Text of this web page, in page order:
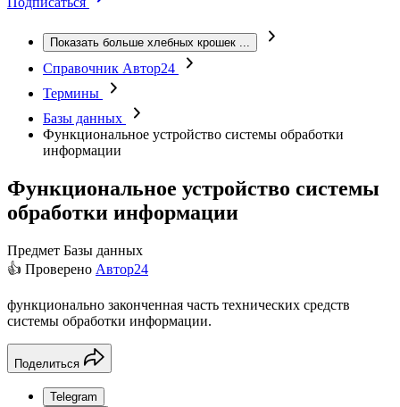
Показать больше хлебных крошек ...
Справочник Автор24
Термины
Базы данных
Функциональное устройство системы обработки
информации
Функциональное устройство системы
обработки информации
Предмет Базы данных
👍 Проверено Автор24
функционально законченная часть технических средств
системы обработки информации.
Поделиться
Telegram